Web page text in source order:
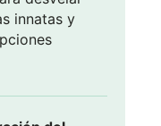
innatas y